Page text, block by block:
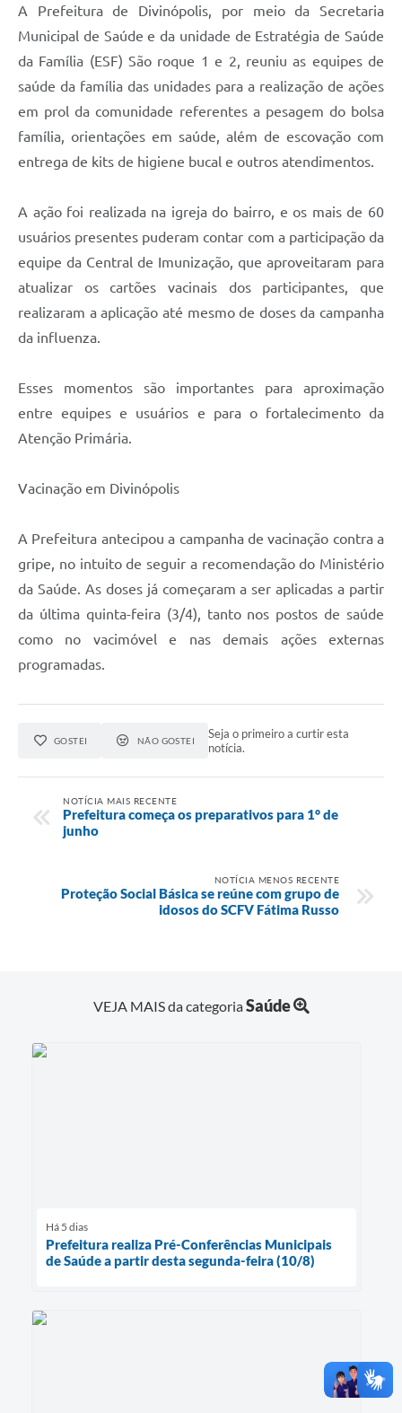
A Prefeitura de Divinópolis, por meio da Secretaria
Municipal de Saúde e da unidade de Estratégia de Saúde
da Família (ESF) São roque 1 e 2, reuniu as equipes de
saúde da família das unidades para a realização de ações
em prol da comunidade referentes a pesagem do bolsa
família, orientações em saúde, além de escovação com
entrega de kits de higiene bucal e outros atendimentos.
A ação foi realizada na igreja do bairro, e os mais de 60
usuários presentes puderam contar com a participação da
equipe da Central de Imunização, que aproveitaram para
atualizar os cartões vacinais dos participantes, que
realizaram a aplicação até mesmo de doses da campanha
da influenza.
Esses momentos são importantes para aproximação
entre equipes e usuários e para o fortalecimento da
Atenção Primária.
Vacinação em Divinópolis
A Prefeitura antecipou a campanha de vacinação contra a
gripe, no intuito de seguir a recomendação do Ministério
da Saúde. As doses já começaram a ser aplicadas a partir
da última quinta-feira (3/4), tanto nos postos de saúde
como no vacimóvel e nas demais ações externas
programadas.
GOSTEI NÃO GOSTEI
Seja o primeiro a curtir esta
notícia.
NOTÍCIA MAIS RECENTE
Prefeitura começa os preparativos para 1° de
junho
NOTÍCIA MENOS RECENTE
Proteção Social Básica se reúne com grupo de
idosos do SCFV Fátima Russo
VEJA MAIS da categoriaSaúde
Há 5 dias
Prefeitura realiza Pré-Conferências Municipais
de Saúde a partir desta segunda-feira (10/8)